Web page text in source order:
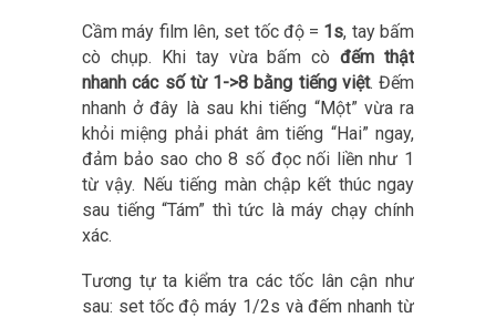
Cầm máy film lên, set tốc độ = 1s, tay bấm
cò chụp. Khi tay vừa bấm còđếm thật
nhanh các số từ 1->8 bằng tiếng việt. Đếm
nhanh ở đây là sau khi tiếng “Một” vừa ra
khỏi miệng phải phát âm tiếng “Hai” ngay,
đảm bảo sao cho 8 số đọc nối liền như 1
từ vậy. Nếu tiếng màn chập kết thúc ngay
sau tiếng “Tám” thì tức là máy chạy chính
xác.
Tương tự ta kiểm tra các tốc lân cận như
sau: set tốc độ máy 1/2s và đếm nhanh từ